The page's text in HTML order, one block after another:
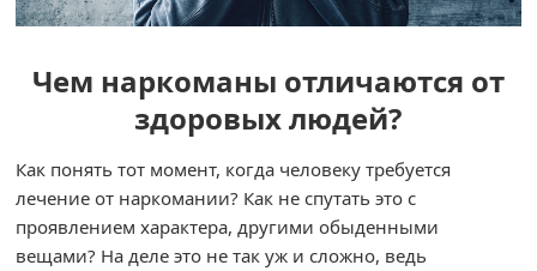
Чем наркоманы отличаются от
здоровых людей?
Как понять тот момент, когда человеку требуется
лечение от наркомании? Как не спутать это с
проявлением характера, другими обыденными
вещами? На деле это не так уж и сложно, ведь